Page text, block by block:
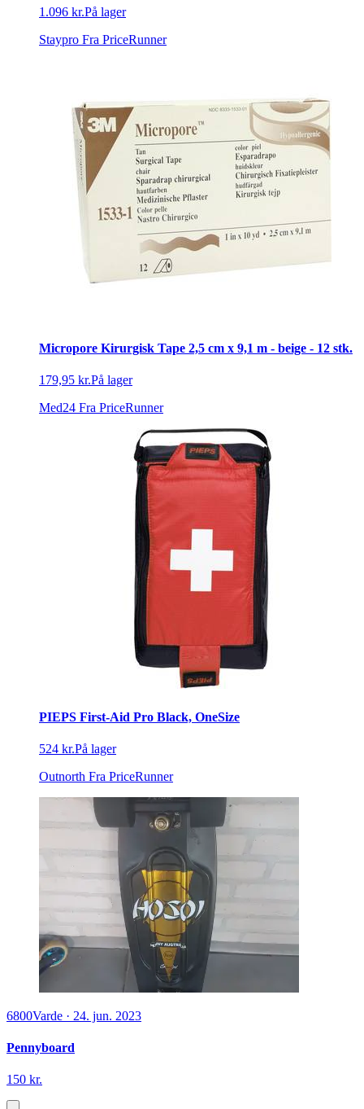
1.096 kr.På lager
Staypro Fra PriceRunner
Micropore Kirurgisk Tape 2,5 cm x 9,1 m - beige - 12 stk.
179,95 kr.På lager
Med24 Fra PriceRunner
PIEPS First-Aid Pro Black, OneSize
524 kr.På lager
Outnorth Fra PriceRunner
6800Varde · 24. jun. 2023
Pennyboard
150 kr.